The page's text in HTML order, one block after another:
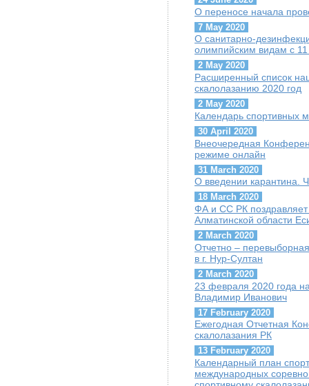
О переносе начала
7 May 2020
О санитарно-
олимпийским видам с
2 May 2020
Расширенный список
скалолазанию 2020 год
2 May 2020
Календарь спортивных
30 April 2020
Внеочередная
режиме онлайн
31 March 2020
О введении карантина.
18 March 2020
ФА и СС РК поздравляет
Алматинской области
2 March 2020
Отчетно –
в г. Нур-Султан
2 March 2020
23 февраля 2020 года
Владимир Иванович
17 February 2020
Ежегодная Отчетная
скалолазания РК
13 February 2020
Календарный план
международных